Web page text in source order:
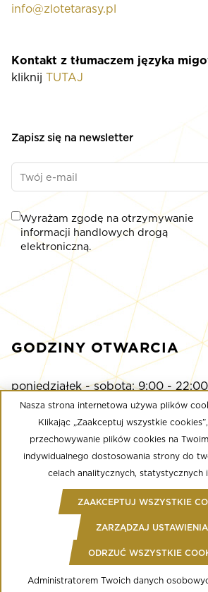
info@zlotetarasy.pl
Kontakt z tłumaczem języka
kliknij TUTAJ
Zapisz się na newsletter
Wyrażam zgodę na otrzymywanie
informacji handlowych drogą
elektroniczną.
GODZINY OTWARCIA
poniedziałek - sobota: 9:00 - 22:00
niedziela: 9:00 - 21:00
Multikino
poniedziałek - niedziela: 9:00 - do
Well Fitness
poniedziałek - niedziela: 24/7
© Copyright 2020 Złote Tarasy
Regulamin Centrum Handlowego
Polityka prywatności
Nasza strona internetowa używa plików
Klikając „Zaakceptuj wszystkie
przechowywanie plików cookies na
indywidualnego dostosowania strony do
celach analitycznych, statystycznych
ZAAKCEPTUJ WSZYSTKIE
ZARZĄDZAJ
ODRZUĆ WSZYSTKIE
Administratorem Twoich danych